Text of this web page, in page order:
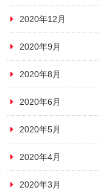
2020年12月
2020年9月
2020年8月
2020年6月
2020年5月
2020年4月
2020年3月